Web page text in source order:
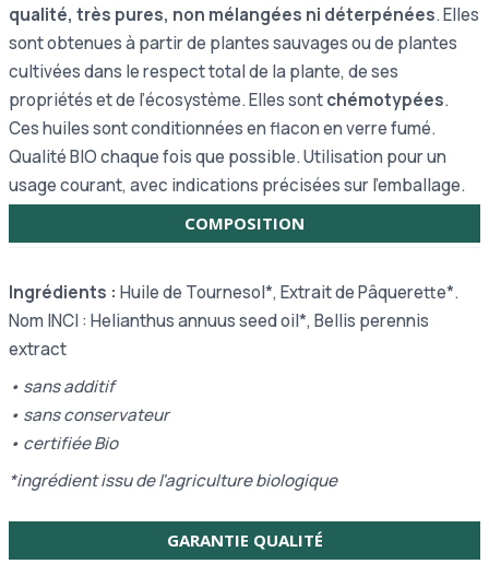
qualité, très pures, non mélangées ni déterpénées. Elles
sont obtenues à partir de plantes sauvages ou de plantes
cultivées dans le respect total de la plante, de ses
propriétés et de l’écosystème. Elles sontchémotypées.
Ces huiles sont conditionnées en flacon en verre fumé.
Qualité BIO chaque fois que possible. Utilisation pour un
usage courant, avec indications précisées sur l’emballage.
COMPOSITION
Ingrédients : Huile de Tournesol*, Extrait de Pâquerette*.
Nom INCI : Helianthus annuus seed oil*, Bellis perennis
extract
• sans additif
• sansconservateur
• certifiée Bio
*ingrédient issu de l'agriculture biologique
GARANTIE QUALITÉ